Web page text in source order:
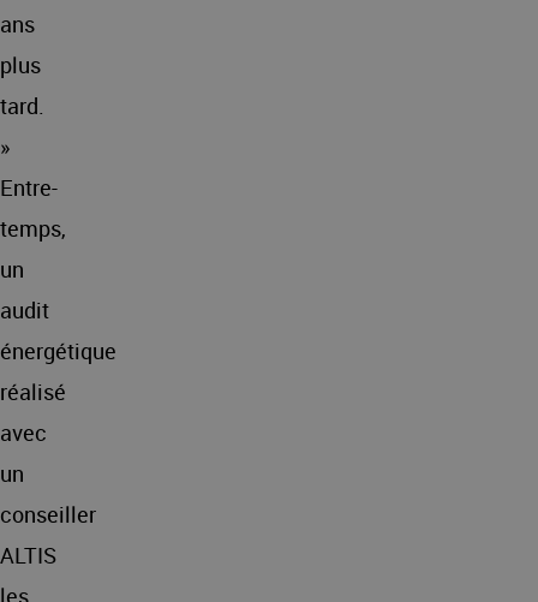
ans
plus
tard.
»
Entre-
temps,
un
audit
énergétique
réalisé
avec
un
conseiller
ALTIS